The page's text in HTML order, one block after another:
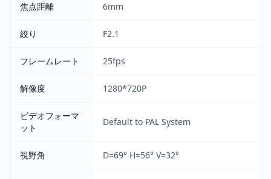
焦点距離 6mm
絞り F2.1
フレームレート 25fps
解像度 1280*720P
ビデオフォーマ
ット
Default to PAL System
視野角 D=69° H=56° V=32°